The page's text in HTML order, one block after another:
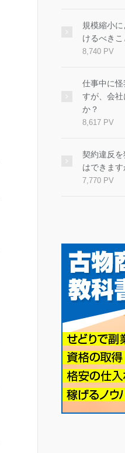
規模縮小
けるべき
8,740 PV
仕事中に
すが、会
か？
8,617 PV
契約違反
はできます
7,770 PV